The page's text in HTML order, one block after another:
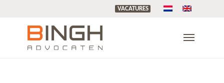
VACATURES